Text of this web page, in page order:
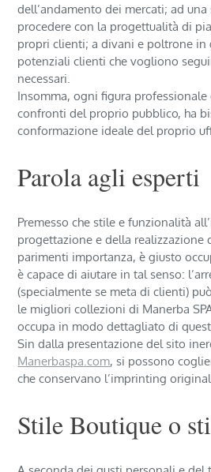
dell’andamento dei mercati; ad
procedere con la progettualità di
propri clienti; a divani e poltrone in
potenziali clienti che vogliono
necessari.
Insomma, ogni figura professionale
confronti del proprio pubblico, ha
conformazione ideale del proprio
Parola agli esperti
Premesso che stile e funzionalità
progettazione e della realizzazione
parimenti importanza, è giusto
è capace di aiutare in tal senso:
(specialmente se meta di clienti)
le migliori collezioni di Manerba
occupa in modo dettagliato di
Sin dalla presentazione del sito
Manerbaspa.com, si possono
che conservano l’imprinting
Stile Boutique o